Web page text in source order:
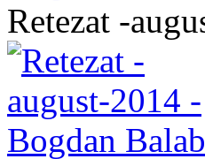
Retezat -